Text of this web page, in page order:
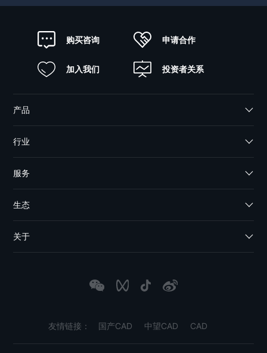
购买咨询 申请合作
加入我们 投资者关系
产品
行业
服务
生态
关于
友情链接： 国产CAD 中望CAD CAD